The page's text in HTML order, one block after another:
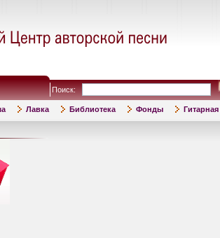
Поиск:
Лавка Библиотека Фонды